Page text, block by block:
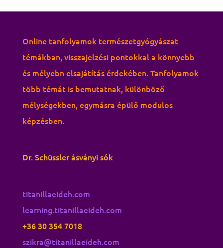
Online tanfolyamok természetgyógyászat
témákban, visszajelzési pontokkal a könnyebb
és mélyebn elsajátítás érdekében. Tanfolyamok
több témát is bemutatnak, különböző
mélységekben, egymásra épülő modulos
képzésben.
Dr. Schüssler ásványi sók
titanillaeideh.com
learning.titanillaeideh.com
+36 30 354 7018
szikra@titanillaeideh.com